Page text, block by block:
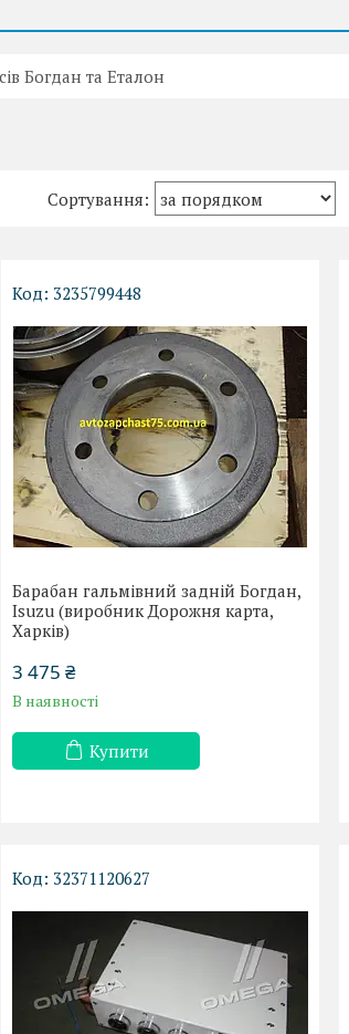
Богдан та Еталон
3235799448
Барабан гальмівний задній Богдан,
Isuzu (виробник Дорожня карта,
Харків)
3 475 ₴
В наявності
Купити
32371120627